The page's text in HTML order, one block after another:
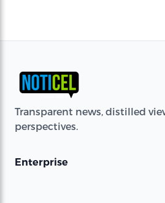
Transparent news, distilled
perspectives.
Enterprise